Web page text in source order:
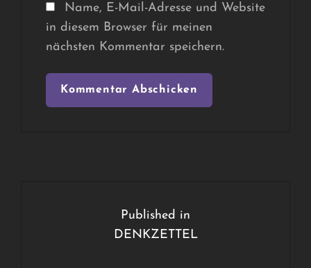
Name, E-Mail-Adresse und Website
in diesem Browser für meinen
nächsten Kommentar speichern.
Published in
DENKZETTEL